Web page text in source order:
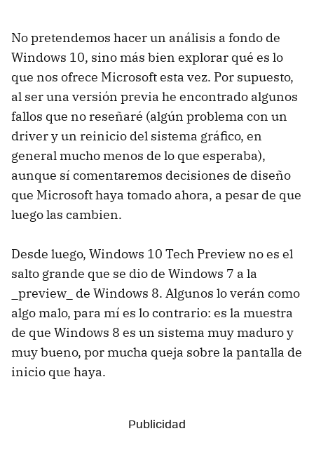
No pretendemos hacer un análisis a fondo de
Windows 10, sino más bien explorar qué es lo
que nos ofrece Microsoft esta vez. Por supuesto,
al ser una versión previa he encontrado algunos
fallos que no reseñaré (algún problema con un
driver y un reinicio del sistema gráfico, en
general mucho menos de lo que esperaba),
aunque sí comentaremos decisiones de diseño
que Microsoft haya tomado ahora, a pesar de que
luego las cambien.
Desde luego, Windows 10 Tech Preview no es el
salto grande que se dio de Windows 7 a la
_preview_ de Windows 8. Algunos lo verán como
algo malo, para mí es lo contrario: es la muestra
de que Windows 8 es un sistema muy maduro y
muy bueno, por mucha queja sobre la pantalla de
inicio que haya.